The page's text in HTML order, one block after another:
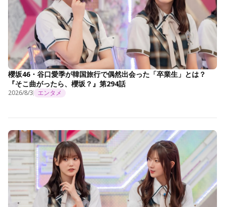
櫻坂46・谷口愛季が韓国旅行で偶然出会った「卒業生」とは？
『そこ曲がったら、櫻坂？』第294話
2026/8/3 エンタメ